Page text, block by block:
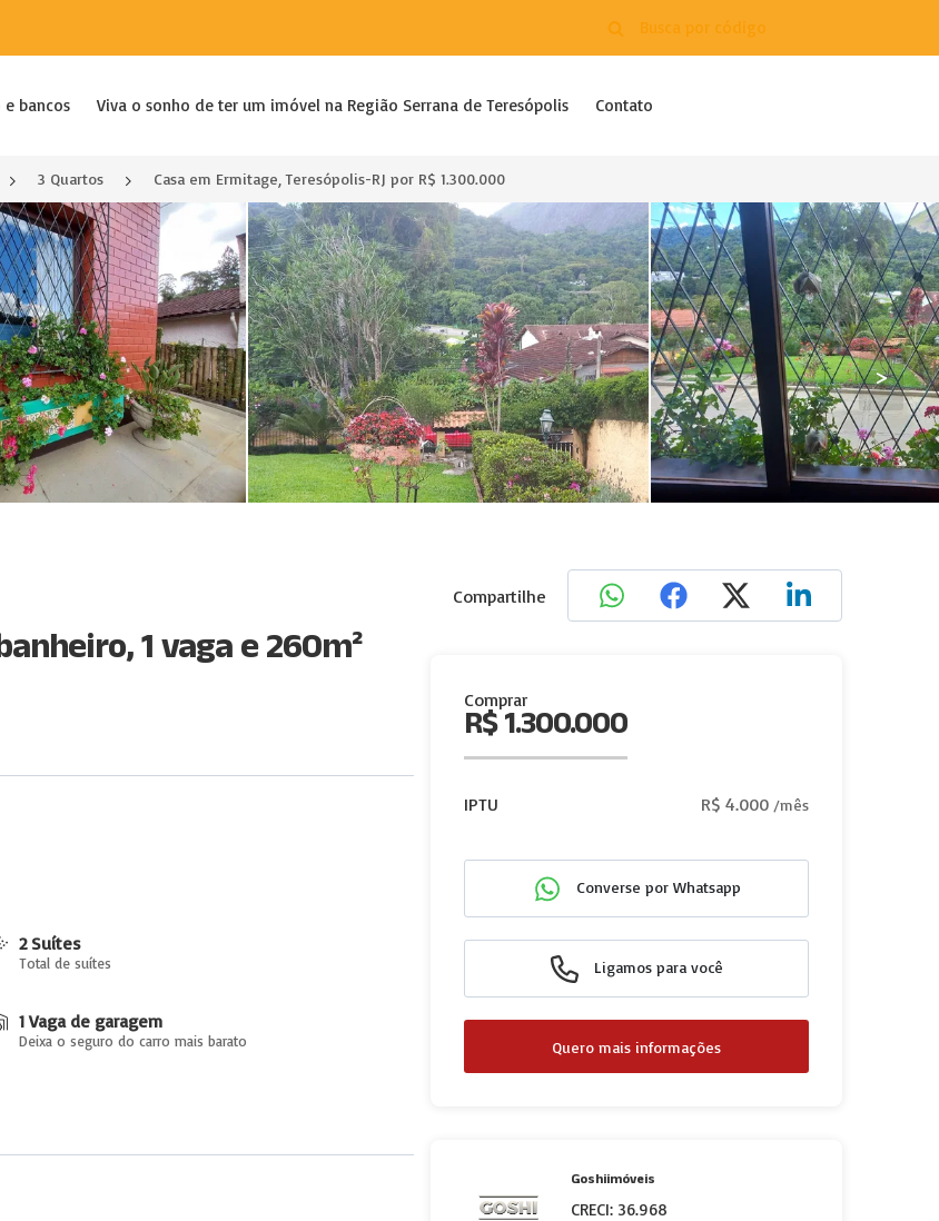
bancos Viva o sonho de ter um imóvel na Região Serrana de Teresópolis Contato
3 Quartos Casa em Ermitage, Teresópolis-RJ por R$ 1.300.000
>
1 vaga e 260m²
2 Suítes
Total de suítes
1 Vaga de garagem
Deixa o seguro do carro mais barato
Compartilhe
Comprar
R$ 1.300.000
IPTU R$ 4.000 /mês
Converse por Whatsapp
Ligamos para você
Quero mais informações
Goshiimóveis
CRECI: 36.968